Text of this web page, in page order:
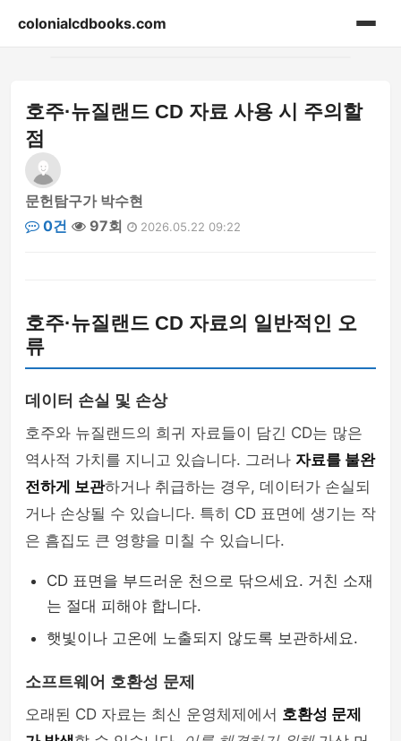
colonialcdbooks.com
게시판
호주·뉴질랜드 CD 자료 사용 시 주의할
점
문헌탐구가 박수현
0건
97회 2026.05.22 09:22
호주·뉴질랜드 CD 자료의 일반적인 오
류
데이터 손실 및 손상
호주와 뉴질랜드의 희귀 자료들이 담긴 CD는 많은
역사적 가치를 지니고 있습니다. 그러나 자료를 불완
전하게 보관하거나 취급하는 경우, 데이터가 손실되
거나 손상될 수 있습니다. 특히 CD 표면에 생기는 작
은 흠집도 큰 영향을 미칠 수 있습니다.
CD 표면을 부드러운 천으로 닦으세요. 거친 소재
는 절대 피해야 합니다.
햇빛이나 고온에 노출되지 않도록 보관하세요.
소프트웨어 호환성 문제
오래된 CD 자료는 최신 운영체제에서 호환성 문제